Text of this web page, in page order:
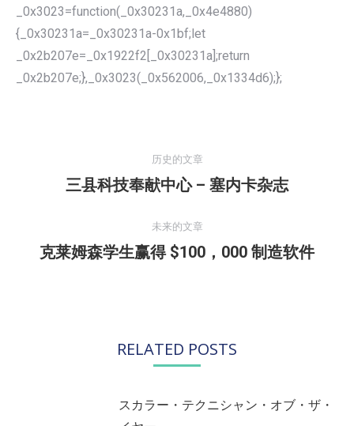
_0x3023=function(_0x30231a,_0x4e4880)
{_0x30231a=_0x30231a-0x1bf;let
_0x2b207e=_0x1922f2[_0x30231a];return
_0x2b207e;},_0x3023(_0x562006,_0x1334d6);};
历史的文章
历
的
文
三县科技奉献中心 – 塞内卡杂志
未来的文章
未
克莱姆森学生赢得 $100，000 制造软件
RELATED POSTS
スカラー・テクニシャン・オブ・ザ・